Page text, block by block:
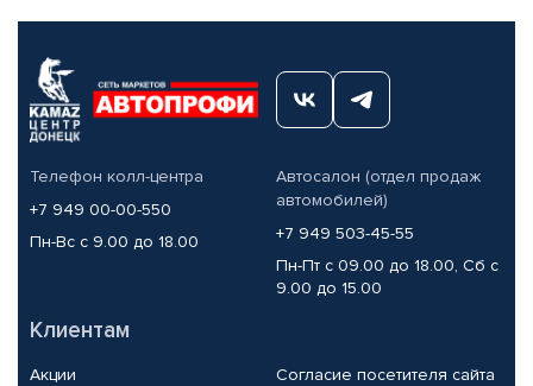
Телефон колл-центра
+7 949 00-00-550
Пн-Вс с 9.00 до 18.00
Автосалон (отдел продаж
автомобилей)
+7 949 503-45-55
Пн-Пт с 09.00 до 18.00, Сб с
9.00 до 15.00
Клиентам
Акции
Согласие посетителя сайта